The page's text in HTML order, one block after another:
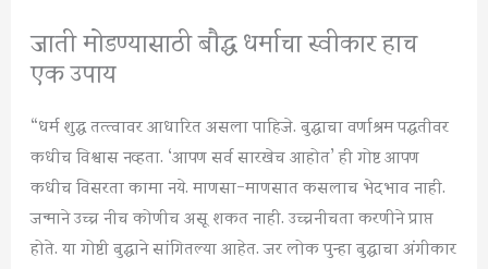
जाती मोडण्यासाठी बौद्ध धर्माचा स्वीकार हाच
एक उपाय
“धर्म शुद्ध तत्त्वावर आधारित असला पाहिजे. बुद्धाचा वर्णाश्रम पद्धतीवर
कधीच विश्वास नव्हता. ‘आपण सर्व सारखेच आहोत’ ही गोष्ट आपण
कधीच विसरता कामा नये. माणसा-माणसात कसलाच भेदभाव नाही.
जन्माने उच्च नीच कोणीच असू शकत नाही. उच्चनीचता करणीने प्राप्त
होते. या गोष्टी बुद्धाने सांगितल्या आहेत. जर लोक पुन्हा बुद्धाचा अंगीकार